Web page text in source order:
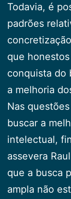
Todavia, é
padrões
que
conquista do
a melhoria
Nas
buscar a
intelectual,
assevera
que a busca
ampla não